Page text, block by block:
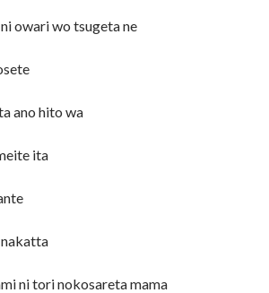
owari wo tsugeta ne
ano hito wa
ita
ni tori nokosareta mama